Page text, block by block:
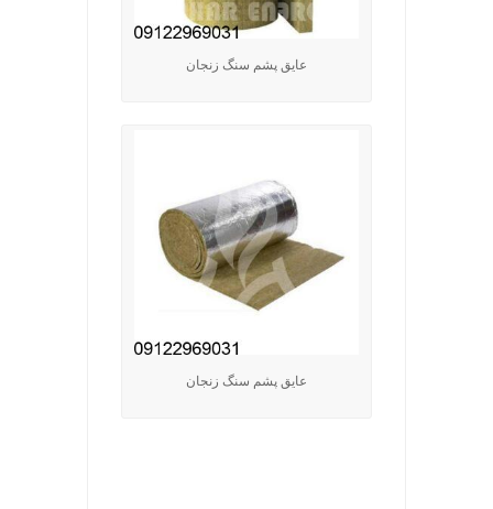
عایق پشم سنگ زنجان
عایق پشم سنگ زنجان